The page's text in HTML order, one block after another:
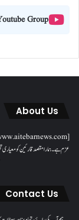
Group
About Us
عزم ہے۔ ہمارا مقصدقارئین کو معیاری
Contact Us